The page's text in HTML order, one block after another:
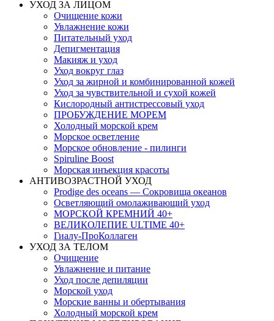
УХОД ЗА ЛИЦОМ
Очищение кожи
Увлажнение кожи
Питательный уход
Депигментация
Макияж и уход
Уход вокруг глаз
Уход за жирной и комбинированной кожей
Уход за чувствительной и сухой кожей
Кислородный антистрессовый уход
ПРОБУЖДЕНИЕ МОРЕМ
Холодный морской крем
Морское осветление
Морское обновление - пилинги
Spiruline Boost
Морская инъекция красоты
АНТИВОЗРАСТНОЙ УХОД
Prodige des oceans — Сокровища океанов
Осветляющий омолаживающий уход
МОРСКОЙ КРЕМНИЙ 40+
ВЕЛИКОЛЕПИЕ ULTIME 40+
Гиалу-ПроКоллаген
УХОД ЗА ТЕЛОМ
Очищение
Увлажнение и питание
Уход после депиляции
Морской уход
Морские ванны и обертывания
Холодный морской крем